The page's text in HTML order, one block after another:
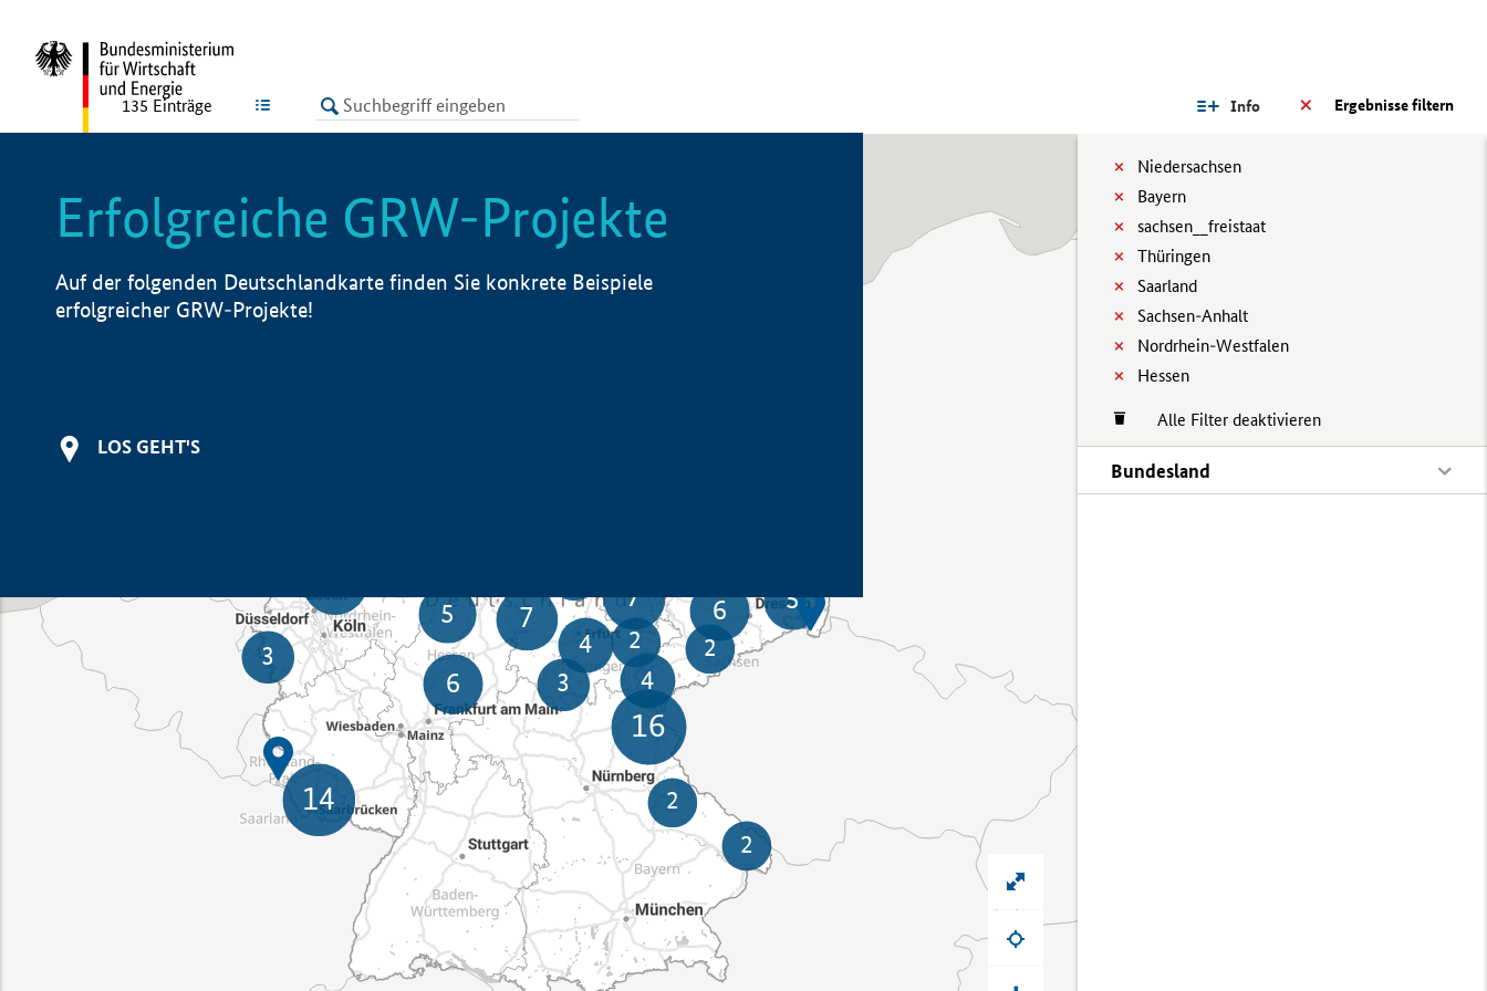
LISTE Ergebnisse filtern
Info
Niedersachsen
Bayern
sachsen__freistaat
Thüringen
Saarland
Sachsen-Anhalt
Nordrhein-Westfalen
Hessen
Alle Filter deaktivieren
Bundesland
135 Einträge
Erfolgreiche GRW-Projekte
Auf der folgenden Deutschlandkarte finden Sie konkrete Beispiele
erfolgreicher GRW-Projekte!
LOS GEHT'S